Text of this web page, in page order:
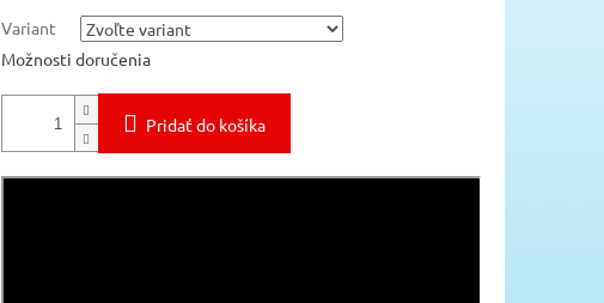
Variant
Možnosti doručenia
Pridať do košíka